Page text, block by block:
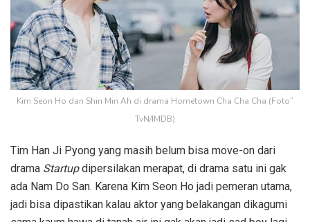
Kim Seon Ho dan Shin Min Ah di drama Hometown Cha Cha Cha (Foto”
TvN/IMDB)
Tim Han Ji Pyong yang masih belum bisa move-on dari
drama Startupdipersilakan merapat, di drama satu ini gak
ada Nam Do San. Karena Kim Seon Ho jadi pemeran utama,
jadi bisa dipastikan kalau aktor yang belakangan dikagumi